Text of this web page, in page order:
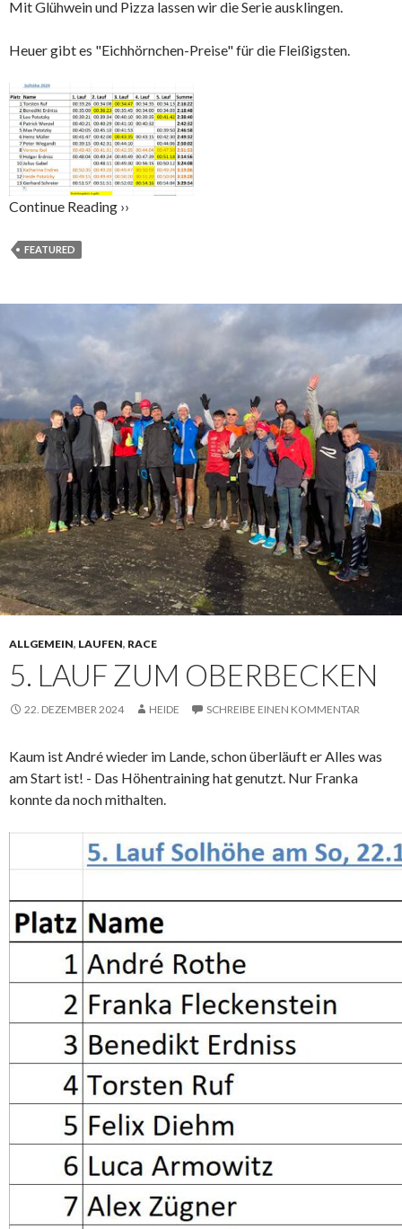
Mit Glühwein und Pizza lassen wir die Serie ausklingen.
Heuer gibt es "Eichhörnchen-Preise" für die Fleißigsten.
Continue Reading ››
FEATURED
ALLGEMEIN, LAUFEN, RACE
5. LAUF ZUM OBERBECKEN
22. DEZEMBER 2024 HEIDE SCHREIBE EINEN KOMMENTAR
Kaum ist André wieder im Lande, schon überläuft er Alles was
am Start ist! - Das Höhentraining hat genutzt. Nur Franka
konnte da noch mithalten.